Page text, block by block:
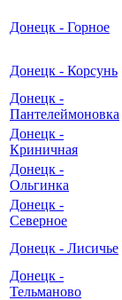
Донецк - Горное
Донецк - Корсунь
Донецк -
Пантелеймоновка
Донецк -
Криничная
Донецк -
Ольгинка
Донецк -
Cеверное
Донецк - Лисичье
Донецк -
Тельманово